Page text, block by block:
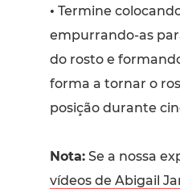
• Termine
empurrando-as
do rosto e
forma a tornar o
posição durante
Nota:Se a nossa
vídeos de Abigail